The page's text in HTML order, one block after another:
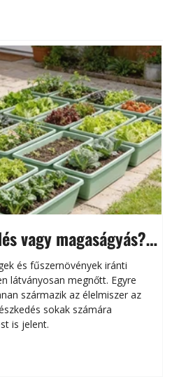
vagy magaságyás?
és fűszernövények iránti
látványosan megnőtt. Egyre
származik az élelmiszer az
sokak számára
is jelent.